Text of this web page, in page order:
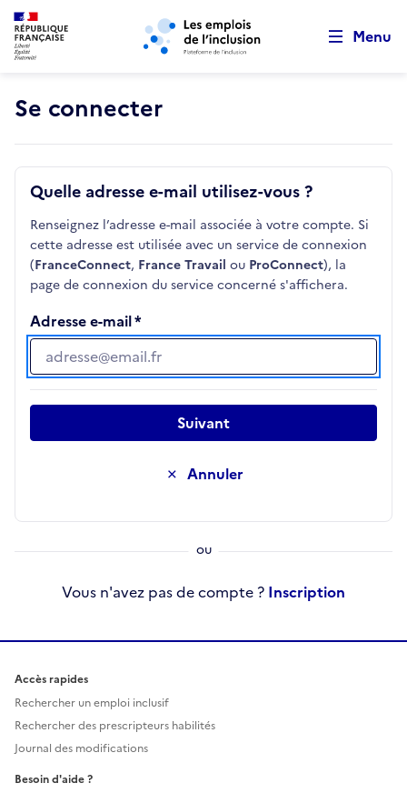
Aller au menu principal Aller au contenu principal
Menu
Se connecter
Quelle adresse e-mail utilisez-vous ?
Renseignez l’adresse e-mail associée à votre compte. Si
cette adresse est utilisée avec un service de connexion
(FranceConnect, France Travail ou ProConnect), la
page de connexion du service concerné s'affichera.
Adresse e-mail
Adresse e-mail
Annuler
Suivant
Vous n'avez pas de compte ? Inscription
Accès rapides
Rechercher un emploi inclusif
Rechercher des prescripteurs habilités
Journal des modifications
Besoin d'aide ?
Retour au début de la page
Panneau de gestion des cookies